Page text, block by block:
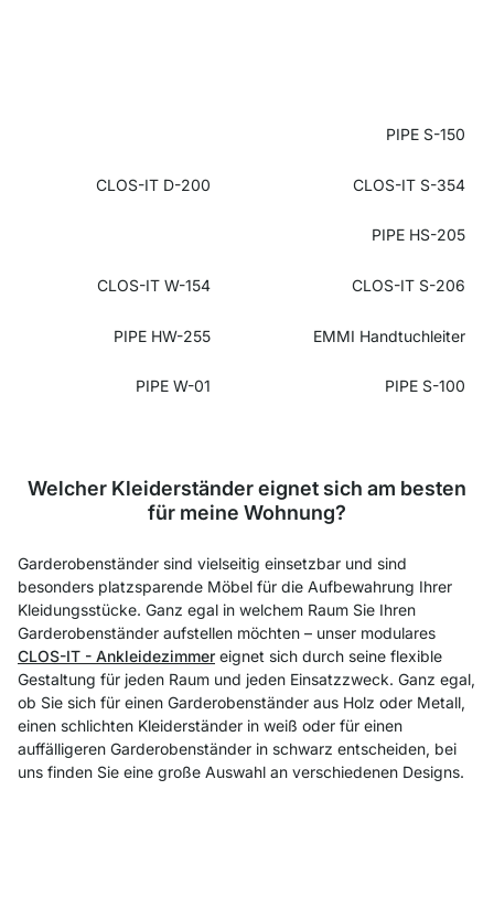
PIPE S-150
CLOS-IT D-200 CLOS-IT S-354
PIPE HS-205
CLOS-IT W-154 CLOS-IT S-206
PIPE HW-255 EMMI Handtuchleiter
PIPE W-01 PIPE S-100
Welcher Kleiderständer eignet sich am besten
für meine Wohnung?
Garderobenständer sind vielseitig einsetzbar und sind
besonders platzsparende Möbel für die Aufbewahrung Ihrer
Kleidungsstücke. Ganz egal in welchem Raum Sie Ihren
Garderobenständer aufstellen möchten – unser modulares
CLOS-IT - Ankleidezimmer eignet sich durch seine flexible
Gestaltung für jeden Raum und jeden Einsatzzweck. Ganz egal,
ob Sie sich für einen Garderobenständer aus Holz oder Metall,
einen schlichten Kleiderständer in weiß oder für einen
auffälligeren Garderobenständer in schwarz entscheiden, bei
uns finden Sie eine große Auswahl an verschiedenen Designs.